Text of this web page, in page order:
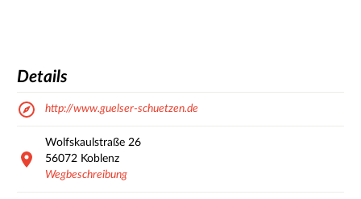
Details
http://www.guelser-schuetzen.de
Wolfskaulstraße 26
56072 Koblenz
Wegbeschreibung